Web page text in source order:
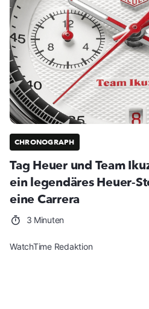
CHRONOGRAPH
Tag Heuer und Team
ein legendäres Heuer-
eine Carrera
3 Minuten
WatchTime Redaktion